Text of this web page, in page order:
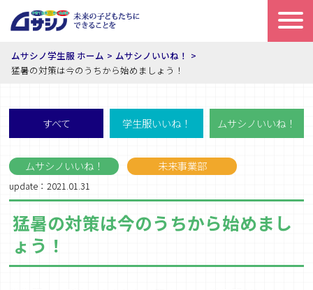
ムサシノ学生服 ホーム
ムサシノいいね！
猛暑の対策は今のうちから始めましょう！
すべて 学生服いいね！ ムサシノいいね！
ムサシノいいね！ 未来事業部
update：2021.01.31
猛暑の対策は今のうちから始めまし
ょう！